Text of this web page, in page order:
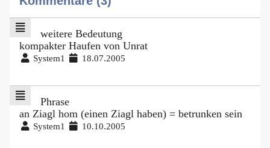
weitere Bedeutung
kompakter Haufen von Unrat
System1 18.07.2005
Phrase
an Ziagl hom (einen Ziagl haben) = betrunken sein
System1 10.10.2005